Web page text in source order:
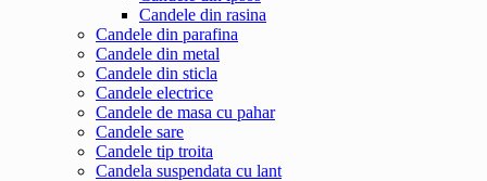
Candele din rasina
Candele din parafina
Candele din metal
Candele din sticla
Candele electrice
Candele de masa cu pahar
Candele sare
Candele tip troita
Candela suspendata cu lant